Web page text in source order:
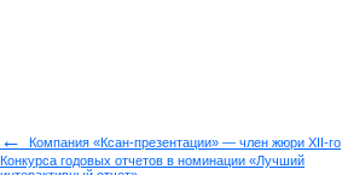
←
Компания «Ксан-презентации» — член жюри XII-го
Конкурса годовых отчетов в номинации «Лучший